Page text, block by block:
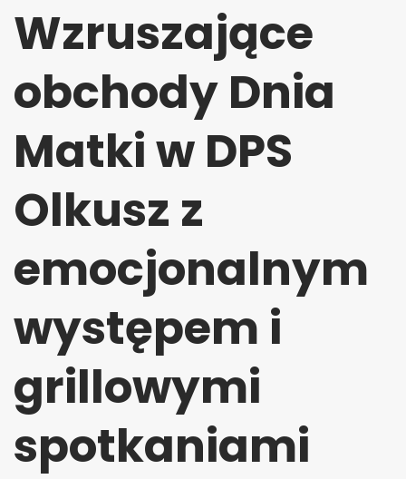
Wzruszające
obchody Dnia
Matki w DPS
Olkusz z
emocjonalnym
występem i
grillowymi
spotkaniami